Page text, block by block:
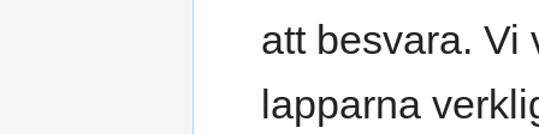
att besvara. Vi
lapparna